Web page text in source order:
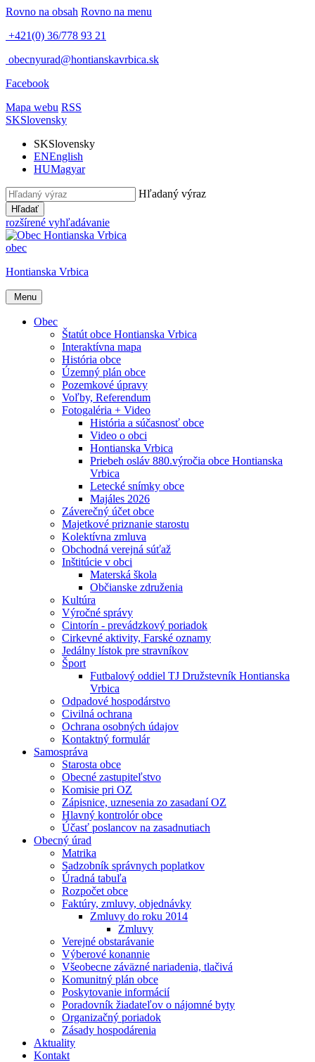
Rovno na obsah Rovno na menu
+421(0) 36/778 93 21
obecnyurad@hontianskavrbica.sk
Facebook
Mapa webu RSS
SKSlovensky
SKSlovensky
ENEnglish
HUMagyar
Hľadaný výraz
Hľadať
rozšírené vyhľadávanie
obec
Hontianska Vrbica
Menu
Obec
Štatút obce Hontianska Vrbica
Interaktívna mapa
História obce
Územný plán obce
Pozemkové úpravy
Voľby, Referendum
Fotogaléria + Video
História a súčasnosť obce
Video o obci
Hontianska Vrbica
Priebeh osláv 880.výročia obce Hontianska
Vrbica
Letecké snímky obce
Majáles 2026
Záverečný účet obce
Majetkové priznanie starostu
Kolektívna zmluva
Obchodná verejná súťaž
Inštitúcie v obci
Materská škola
Občianske združenia
Kultúra
Výročné správy
Cintorín - prevádzkový poriadok
Cirkevné aktivity, Farské oznamy
Jedálny lístok pre stravníkov
Šport
Futbalový oddiel TJ Družstevník Hontianska
Vrbica
Odpadové hospodárstvo
Civilná ochrana
Ochrana osobných údajov
Kontaktný formulár
Samospráva
Starosta obce
Obecné zastupiteľstvo
Komisie pri OZ
Zápisnice, uznesenia zo zasadaní OZ
Hlavný kontrolór obce
Účasť poslancov na zasadnutiach
Obecný úrad
Matrika
Sadzobník správnych poplatkov
Úradná tabuľa
Rozpočet obce
Faktúry, zmluvy, objednávky
Zmluvy do roku 2014
Zmluvy
Verejné obstarávanie
Výberové konannie
Všeobecne záväzné nariadenia, tlačivá
Komunitný plán obce
Poskytovanie informácií
Poradovník žiadateľov o nájomné byty
Organizačný poriadok
Zásady hospodárenia
Aktuality
Kontakt